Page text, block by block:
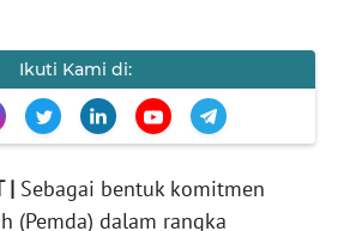
Ikuti Kami di:
| Sebagai bentuk komitmen
(Pemda) dalam rangka